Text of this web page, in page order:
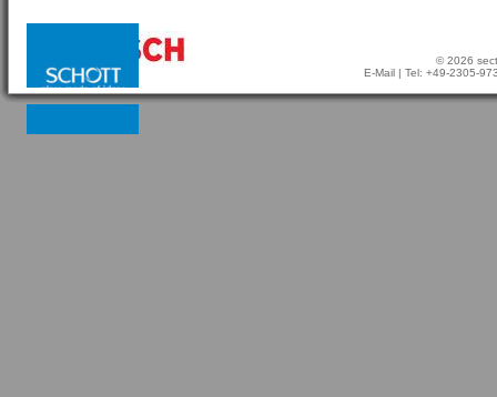
© 2026
E-Mail | Tel: +49-2305-